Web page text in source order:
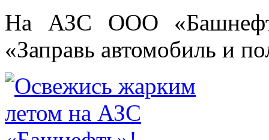
На АЗС ООО
«Заправь автомобиль и